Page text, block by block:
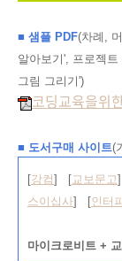
■ 샘플 PDF(차례,
알아보기', 프로젝
그림 그리기')
코딩교육을위
■ 도서구매 사이트(
[강컴] [교보문고
스이십사] [인터
마이크로비트 +